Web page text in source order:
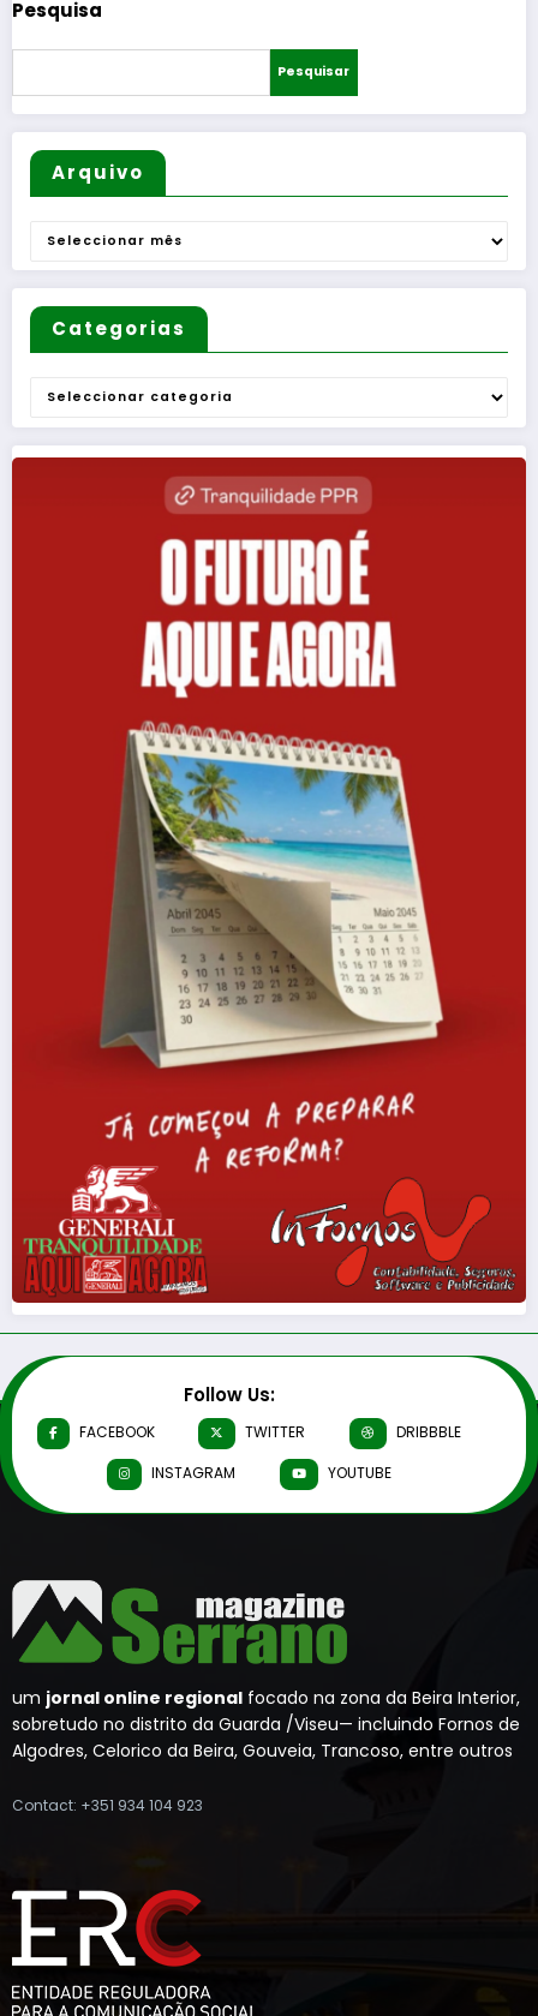
Pesquisa
Pesquisar
Arquivo
Arquivo
Categorias
Categorias
Follow Us:
FACEBOOK TWITTER
DRIBBBLE
INSTAGRAM
YOUTUBE
um jornal online regional focado na zona da Beira Interior,
sobretudo no distrito da Guarda /Viseu— incluindo Fornos de
Algodres, Celorico da Beira, Gouveia, Trancoso, entre outros
Contact: +351 934 104 923